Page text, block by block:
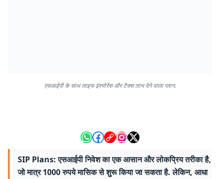
एसआईपी के साथ लाइफ इंश्योरेंस और टैक्स लाभ देने वाला प्लान.
SIP Plans: एसआईपी निवेश का एक आसान और लोकप्रिय तरीका है,
जो मात्र 1000 रुपये मासिक से शुरू किया जा सकता है. लेकिन, आधा